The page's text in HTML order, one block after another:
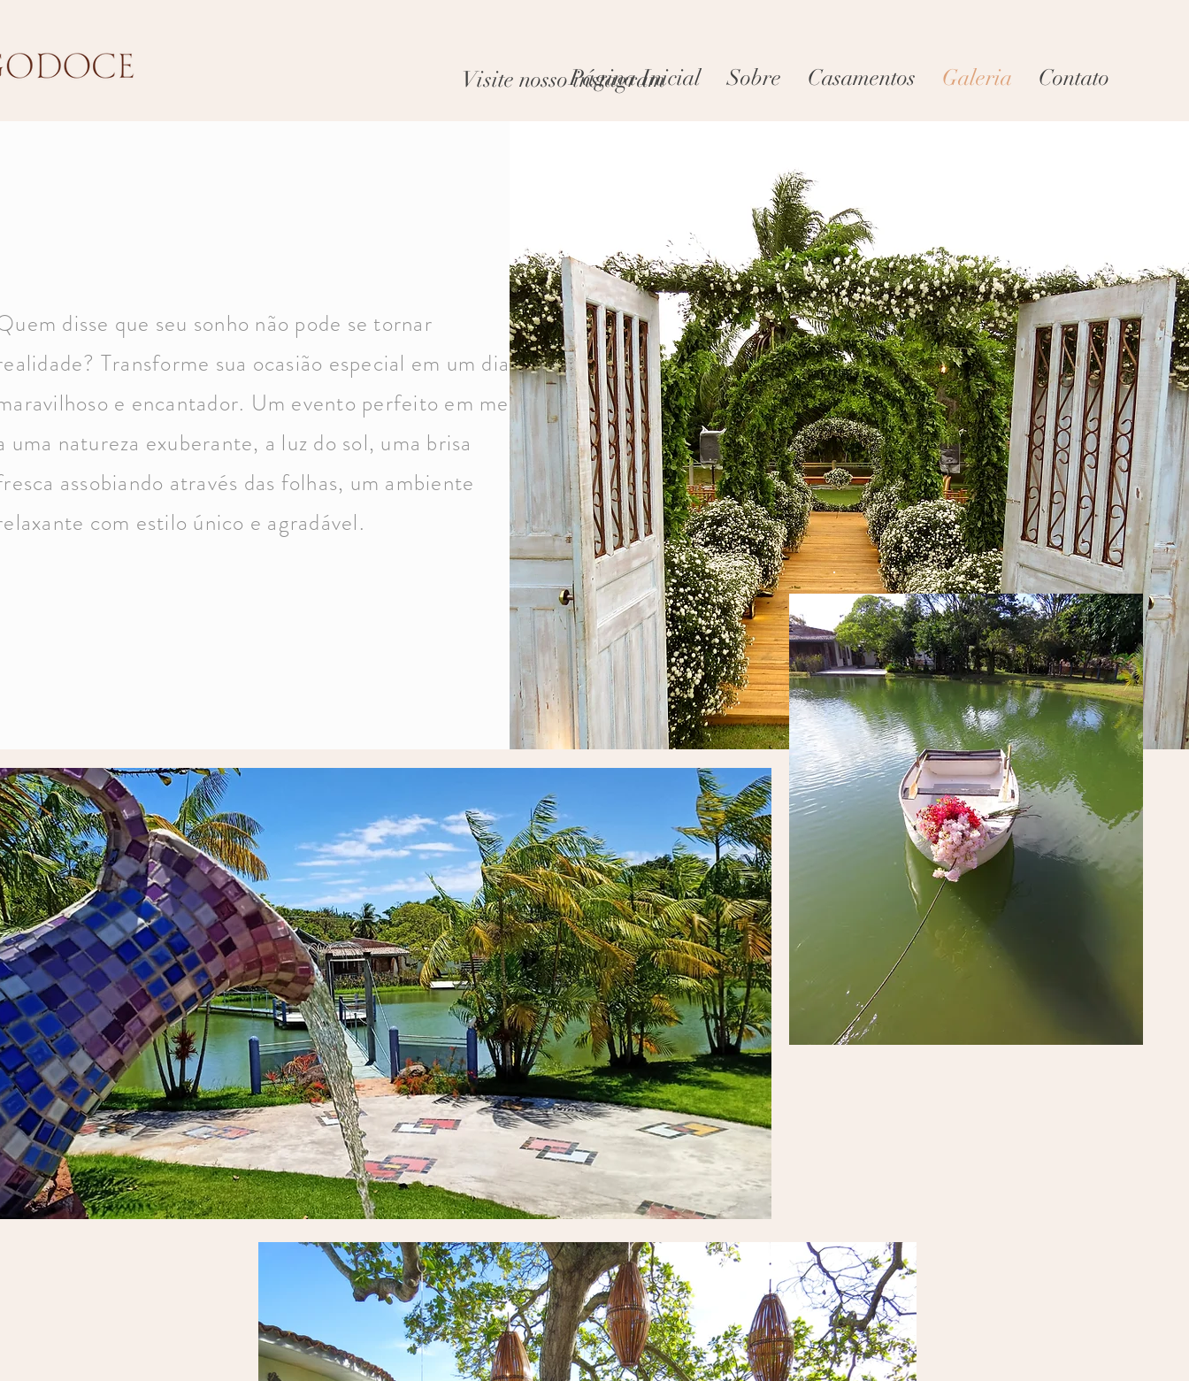
Página Inicial Sobre Casamentos Galeria Contato
Visite nosso instagram
disse que seu sonho não pode se tornar
Transforme sua ocasião especial em um dia
e encantador. Um evento perfeito em meio
uma natureza exuberante, a luz do sol, uma brisa
assobiando através das folhas, um ambiente
com estilo único e agradável.